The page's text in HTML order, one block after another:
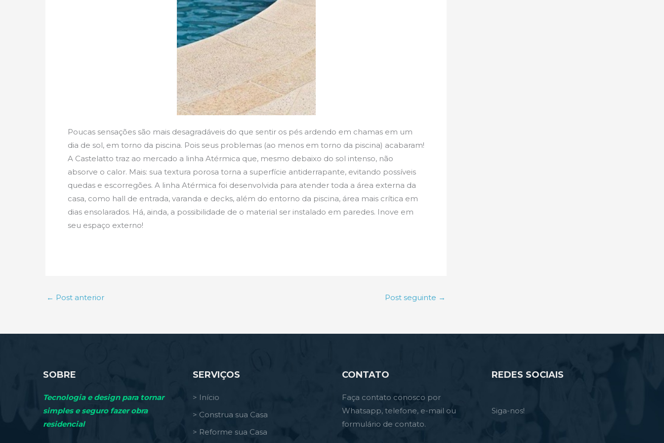
Poucas sensações são mais desagradáveis do que sentir os pés ardendo em chamas em um
dia de sol, em torno da piscina. Pois seus problemas (ao menos em torno da piscina) acabaram!
A Castelatto traz ao mercado a linha Atérmica que, mesmo debaixo do sol intenso, não
absorve o calor. Mais: sua textura porosa torna a superfície antiderrapante, evitando possíveis
quedas e escorregões. A linha Atérmica foi desenvolvida para atender toda a área externa da
casa, como hall de entrada, varanda e decks, além do entorno da piscina, área mais crítica em
dias ensolarados. Há, ainda, a possibilidade de o material ser instalado em paredes. Inove em
seu espaço externo!
← Post anterior Post seguinte →
SOBRE
Tecnologia e design para tornar
simples e seguro fazer obra
residencial
SERVIÇOS
> Início
> Construa sua Casa
> Reforme sua Casa
CONTATO
Faça contato conosco por
Whatsapp, telefone, e-mail ou
formulário de contato.
REDES SOCIAIS
Siga-nos!